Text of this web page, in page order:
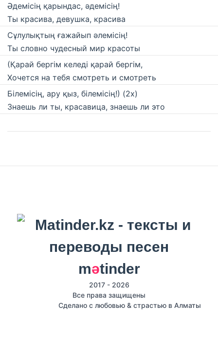
Әдемісің қарындас, әдемісің!
Ты красива, девушка, красива
Сұлулықтың ғажайып әлемісің!
Ты словно чудесный мир красоты
(Қарай бергім келеді қарай бергім,
Хочется на тебя смотреть и смотреть
Білемісің, ару қыз, білемісің!) (2х)
Знаешь ли ты, красавица, знаешь ли это
mәtinder
2017 - 2026
Все права защищены
Сделано с любовью & страстью в Алматы